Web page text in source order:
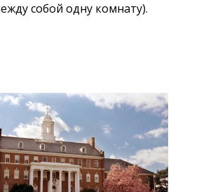
собой одну комнату).